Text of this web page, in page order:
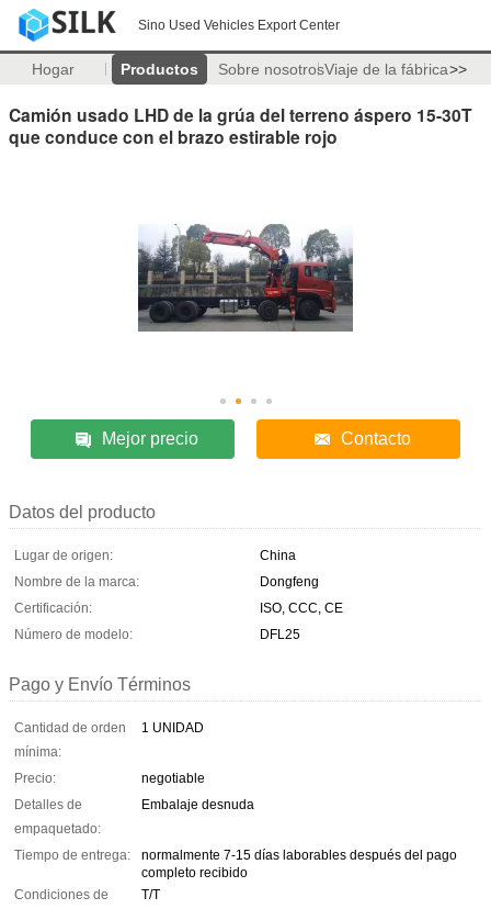
Sino Used Vehicles Export Center
Hogar Productos Sobre nosotrosViaje de la fábrica>>
Camión usado LHD de la grúa del terreno áspero 15-30T
que conduce con el brazo estirable rojo
Mejor precio Contacto
Datos del producto
Lugar de origen:
China
Nombre de la marca:
Dongfeng
Certificación:
ISO, CCC, CE
Número de modelo:
DFL25
Pago y Envío Términos
Cantidad de orden
mínima:
1 UNIDAD
Precio:
negotiable
Detalles de
empaquetado:
Embalaje desnuda
Tiempo de entrega:
normalmente 7-15 días laborables después del pago
completo recibido
Condiciones de
T/T